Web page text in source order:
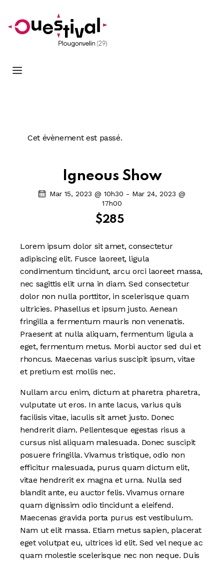
Cet évènement est passé.
Igneous Show
Mar 15, 2023 @ 10h30 - Mar 24, 2023 @
17h00
$285
Lorem ipsum dolor sit amet, consectetur
adipiscing elit. Fusce laoreet, ligula
condimentum tincidunt, arcu orci laoreet massa,
nec sagittis elit urna in diam. Sed consectetur
dolor non nulla porttitor, in scelerisque quam
ultricies. Phasellus et ipsum justo. Aenean
fringilla a fermentum mauris non venenatis.
Praesent at nulla aliquam, fermentum ligula a
eget, fermentum metus. Morbi auctor sed dui et
rhoncus. Maecenas varius suscipit ipsum, vitae
et pretium est mollis nec.
Nullam arcu enim, dictum at pharetra pharetra,
vulputate ut eros. In ante lacus, varius quis
facilisis vitae, iaculis sit amet justo. Donec
hendrerit diam. Pellentesque egestas risus a
cursus nisl aliquam malesuada. Donec suscipit
posuere fringilla. Vivamus tristique, odio non
efficitur malesuada, purus quam dictum elit,
vitae hendrerit ex magna et urna. Nulla sed
blandit ante, eu auctor felis. Vivamus ornare
quam dignissim odio tincidunt a eleifend.
Maecenas gravida porta purus est vestibulum.
Nam ut elit massa. Etiam metus sapien, placerat
eget volutpat eu, ultrices id elit. Sed vel neque ac
quam molestie scelerisque nec non neque. Duis